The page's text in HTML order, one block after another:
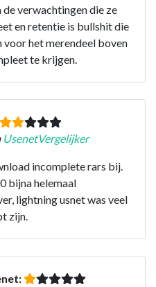
de verwachtingen die ze
en retentie is bullshit die
het merendeel boven
te krijgen.
UsenetVergelijker
incomplete rars bij.
bijna helemaal
lightning usnet was veel
zijn.